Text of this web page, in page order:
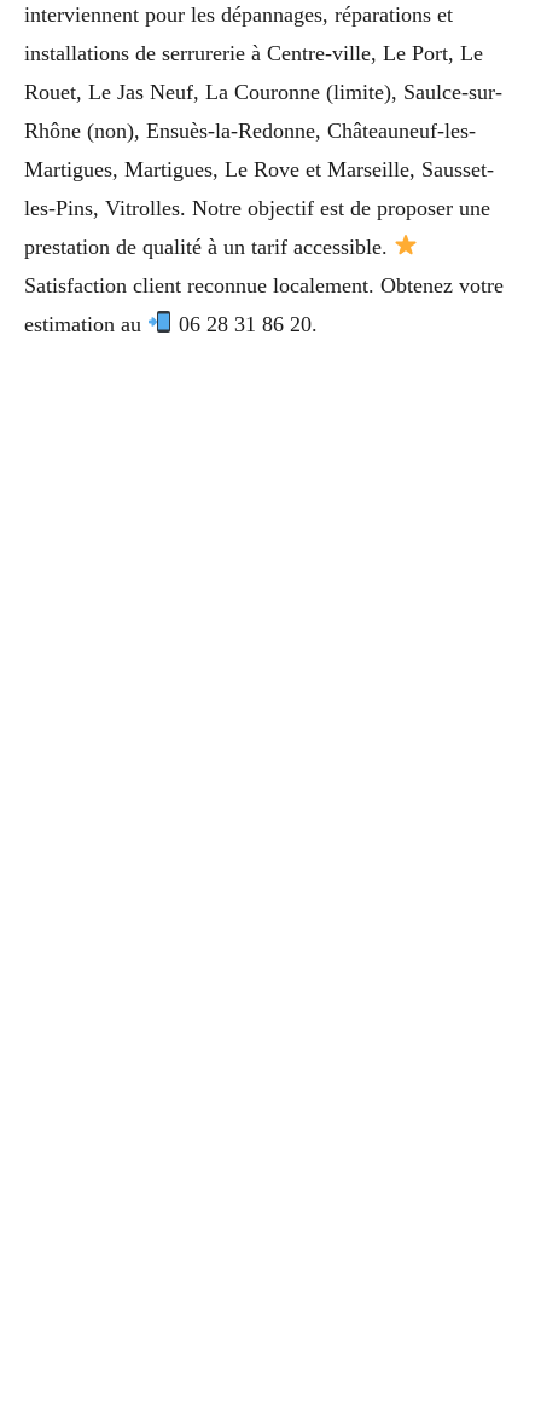
interviennent pour les dépannages, réparations et
installations de serrurerie à Centre-ville, Le Port, Le
Rouet, Le Jas Neuf, La Couronne (limite), Saulce-sur-
Rhône (non), Ensuès-la-Redonne, Châteauneuf-les-
Martigues, Martigues, Le Rove et Marseille, Sausset-
les-Pins, Vitrolles. Notre objectif est de proposer une
prestation de qualité à un tarif accessible.
Satisfaction client reconnue localement. Obtenez votre
estimation au
06 28 31 86 20.